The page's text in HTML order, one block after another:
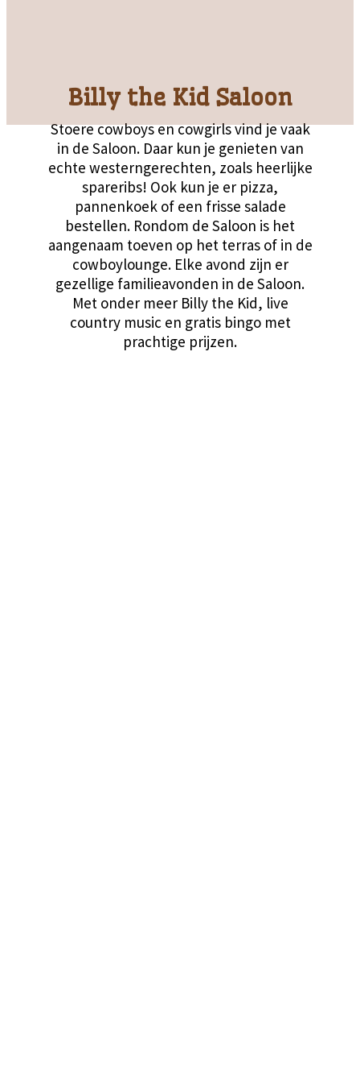
Billy the Kid Saloon
Stoere cowboys en cowgirls vind je vaak
in de Saloon. Daar kun je genieten van
echte westerngerechten, zoals heerlijke
spareribs! Ook kun je er pizza,
pannenkoek of een frisse salade
bestellen. Rondom de Saloon is het
aangenaam toeven op het terras of in de
cowboylounge. Elke avond zijn er
gezellige familieavonden in de Saloon.
Met onder meer Billy the Kid, live
country music en gratis bingo met
prachtige prijzen.